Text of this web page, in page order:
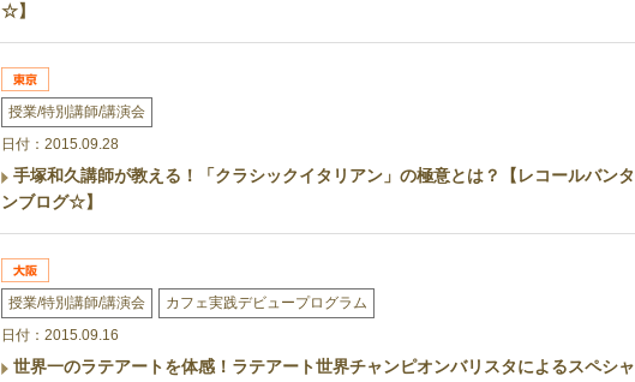
☆】
授業/特別講師/講演会
日付：2015.09.28
手塚和久講師が教える！「クラシックイタリアン」の極意とは？【レコールバンタ
ンブログ☆】
授業/特別講師/講演会
カフェ実践デビュープログラム
日付：2015.09.16
世界一のラテアートを体感！ラテアート世界チャンピオンバリスタによるスペシャ